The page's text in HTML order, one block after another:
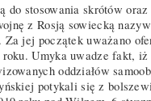
do stosowania skrótów
z Rosją sowiecką
Za jej początek uważano
Umyka uwadze fakt, iż
oddziałów
potykali się z